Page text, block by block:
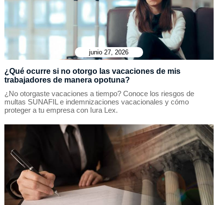
junio 27, 2026
¿Qué ocurre si no otorgo las vacaciones de mis
trabajadores de manera opotuna?
¿No otorgaste vacaciones a tiempo? Conoce los riesgos de
multas SUNAFIL e indemnizaciones vacacionales y cómo
proteger a tu empresa con Iura Lex.